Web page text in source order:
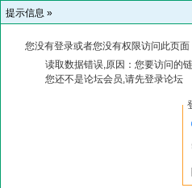
提示信息 »
您没有登录或者您没有权限访问此页
读取数据错误,原因：您要访问的
您还不是论坛会员,请先登录论坛